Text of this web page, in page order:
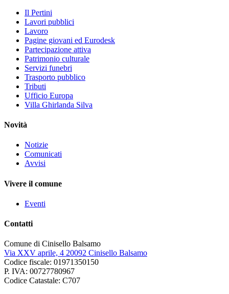
Il Pertini
Lavori pubblici
Lavoro
Pagine giovani ed Eurodesk
Partecipazione attiva
Patrimonio culturale
Servizi funebri
Trasporto pubblico
Tributi
Ufficio Europa
Villa Ghirlanda Silva
Novità
Notizie
Comunicati
Avvisi
Vivere il comune
Eventi
Contatti
Comune di Cinisello Balsamo
Via XXV aprile, 4 20092 Cinisello Balsamo
Codice fiscale: 01971350150
P. IVA: 00727780967
Codice Catastale: C707